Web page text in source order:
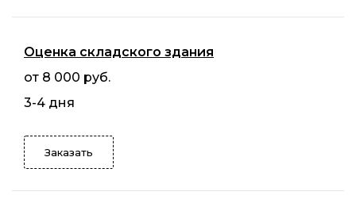
Оценка складского здания
от 8 000 руб.
3-4 дня
Заказать